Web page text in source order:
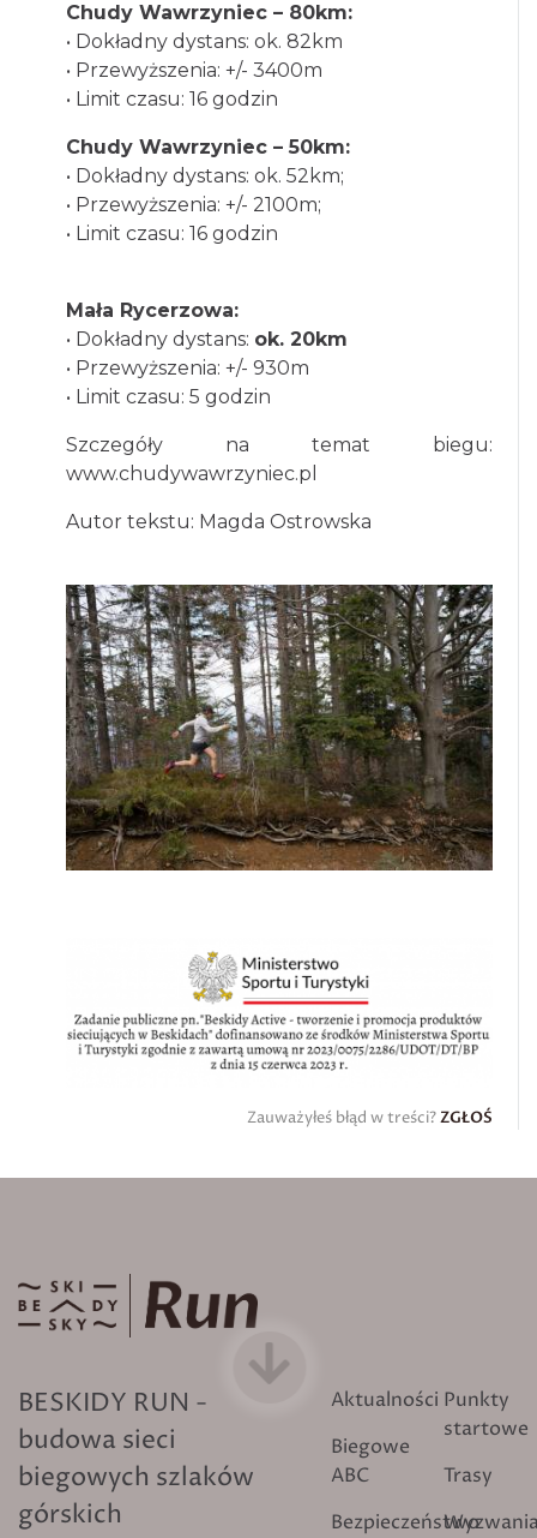
Chudy Wawrzyniec – 80km:
• Dokładny dystans: ok. 82km
• Przewyższenia: +/- 3400m
• Limit czasu: 16 godzin
Chudy Wawrzyniec – 50km:
• Dokładny dystans: ok. 52km;
• Przewyższenia: +/- 2100m;
• Limit czasu: 16 godzin
Mała Rycerzowa:
• Dokładny dystans: ok. 20km
• Przewyższenia: +/- 930m
• Limit czasu: 5 godzin
Szczegóły na temat biegu:
www.chudywawrzyniec.pl
Autor tekstu: Magda Ostrowska
Zauważyłeś błąd w treści?ZGŁOŚ
BESKIDY RUN -
budowa sieci
biegowych szlaków
górskich
Aktualności
Biegowe
ABC
Bezpieczeństwo
Punkty
startowe
Trasy